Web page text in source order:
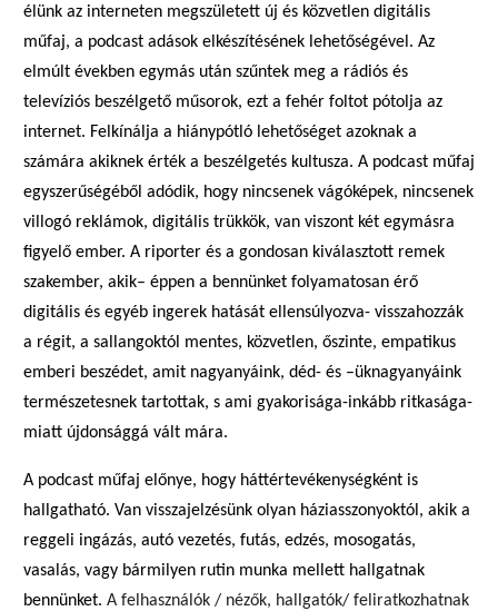
él ünkaz interneten megszületett új és közvetlen digitális
műfaj, a podcast adások elkészítésének lehetőségével. Az
elmúlt években egymás után szűntek meg a rádiós és
televíziós beszélgető műsorok, ezt a fehér foltot pótolja az
internet. Felkíná ja a hiánypótló lehetőséget azoknak a
számára akiknek érték a beszélgetés kultusza. Apodcast műfaj
egyszerűségéből adódik, hogy nincsenek vágóképek, nincsenek
villogó reklámok, digitális trükkök, van viszont két egymásra
figyelő ember. A riporter és a gondosan kiválasztott remek
szakember, akik– éppen a bennünket folyamatosan érő
digitális és egyéb ingerek hatását ellensúlyozva- visszahozzák
a régit, a sal angoktól mentes, közvetlen, őszinte, empatikus
emberi beszédet, amit nagyanyáink, déd- és –üknagyanyáink
természetesnek tartottak, s ami gyakorisága-inkább ritkasága-
miatt újdonsággá vál tmára.
A podcast műfaj előnye, hogy háttértevékenységként is
hallgatható. Van visszajelzésünk olyan háziasszonyoktól, akik a
reggeli ingázás, autó vezetés, futás, edzés, mosogatás,
vasalás, vagy bármilyen rutin munka mellett hallgatnak
bennünket. A felhasználók / nézők, hallgatók/ feliratkozhatnak